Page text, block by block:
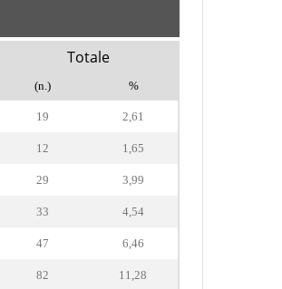
Totale
(n.) %
19 2,61
12 1,65
29 3,99
33 4,54
47 6,46
82 11,28